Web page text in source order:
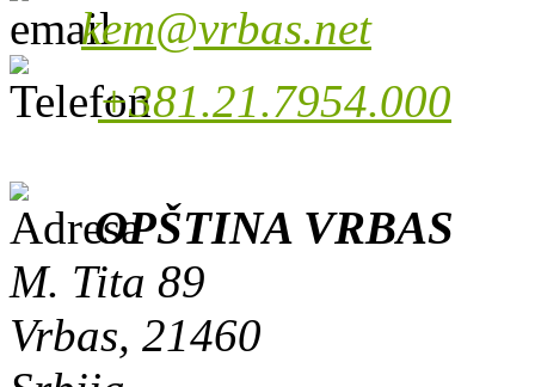
kem@vrbas.net
+381.21.7954.000
OPŠTINA VRBAS
M. Tita 89
Vrbas, 21460